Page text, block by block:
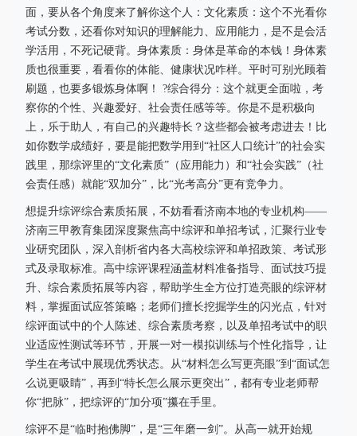
面，要从各个角度来了解你这个人：文化素质：这个不光看你
考试分数，还看你对知识的理解能力、应用能力，是不是会活
学活用，不死记硬背。身体素质：身体是革命的本钱！身体素
质也很重要，看看你的体能、健康状况咋样。平时可别光顾着
刷题，也要多锻炼身体啊！ ?综合得分：这个就更全面啦，考
察你的个性、兴趣爱好、社会责任感等等。你是不是积极向
上，乐于助人，有自己的兴趣特长？这些都会被考虑进去！比
如你数学成绩好，要是能把数学用到“社区人口统计”的社会实
践里，那综评里的“文化素质”（应用能力）和“社会实践”（社
会责任感）就能“双加分”，比“光考高分”更有竞争力。
想提升综评综合素质拓展，不妨看看济南本地的专业机构——
济南三甲教育集团深度聚焦高中综评和单招考试，汇聚行业专
业研究团队，深入剖析省内各大高校综评和单招政策、考试形
式及录取标准。高中综评课程涵盖材料准备指导、面试技巧提
升、综合素质拓展等内容，帮助学生全方位打造亮眼的综评材
料，掌握面试应答策略；老师们擅长挖掘学生的闪光点，针对
综评面试中的个人陈述、综合素质考察，以及单招考试中的职
业适应性测试等环节，开展一对一模拟训练与个性化指导，让
学生在考试中展现优秀状态。从“材料怎么写更亮眼”到“面试怎
么说更吸睛”，再到“特长怎么展示更突出”，都有专业老师帮
你“把脉”，把综评的“加分项”攥在手里。
综评不是“临时抱佛脚”，是“三年磨一剑”。从高一就开始规